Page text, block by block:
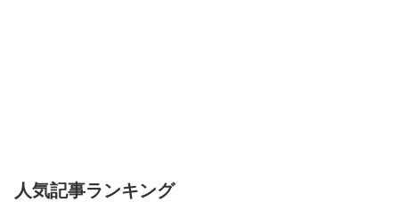
人気記事ランキング